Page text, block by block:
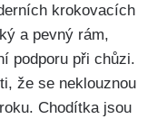
krokovacích
a pevný rám,
podporu při chůzi.
že se neklouznou
Chodítka jsou